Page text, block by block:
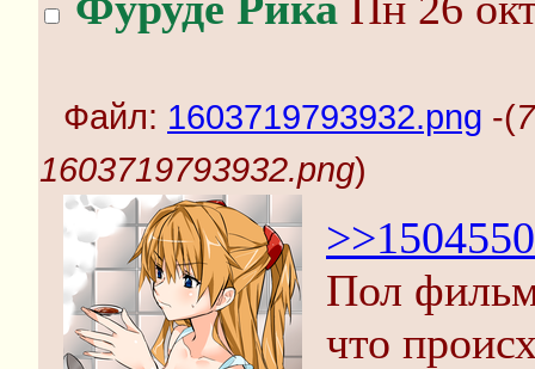
Файл: 1603719793932.png -(
1603719793932.png)
>>1504550
Пол
что